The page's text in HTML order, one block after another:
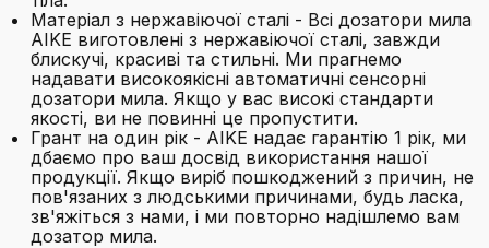
Матеріал з нержавіючої сталі - Всі дозатори мила
AIKE виготовлені з нержавіючої сталі, завжди
блискучі, красиві та стильні. Ми прагнемо
надавати високоякісні автоматичні сенсорні
дозатори мила. Якщо у вас високі стандарти
якості, ви не повинні це пропустити.
Грант на один рік - AIKE надає гарантію 1 рік, ми
дбаємо про ваш досвід використання нашої
продукції. Якщо виріб пошкоджений з причин, не
пов'язаних з людськими причинами, будь ласка,
зв'яжіться з нами, і ми повторно надішлемо вам
дозатор мила.